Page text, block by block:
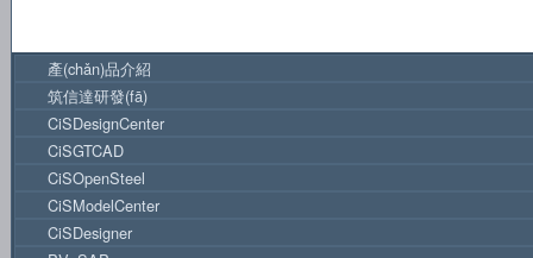
產(chǎn)品介紹
筑信達研發(fā)
CiSDesignCenter
CiSGTCAD
CiSOpenSteel
CiSModelCenter
CiSDesigner